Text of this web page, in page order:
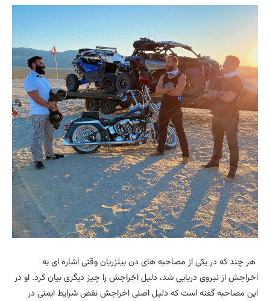
هر چند که در یکی از مصاحبه های دن بیلزریان وقتی اشاره ای به
اخراجش از نیروی دریایی شد، دلیل اخراجش را چیز دیگری بیان کرد. او در
این مصاحبه گفته است که دلیل اصلی اخراجش نقض شرایط ایمنی در